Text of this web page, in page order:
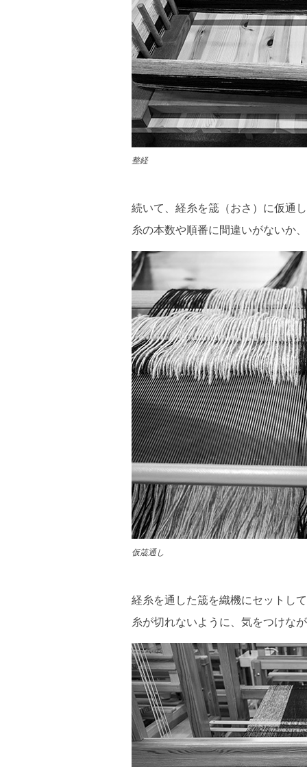
整経
続いて、経糸を筬（おさ）に仮通
糸の本数や順番に間違いがないか
仮筬通し
経糸を通した筬を織機にセットし
糸が切れないように、気をつけな